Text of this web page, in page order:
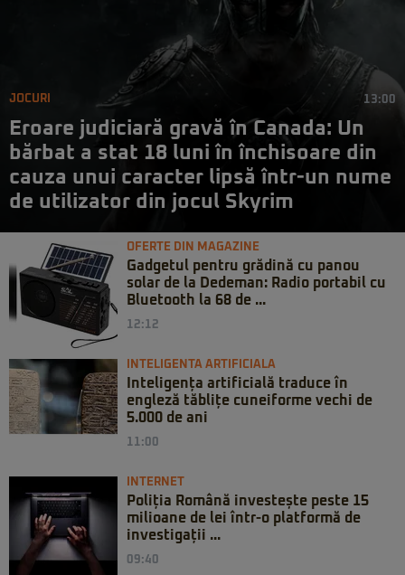
JOCURI 13:00
Eroare judiciară gravă în Canada: Un
bărbat a stat 18 luni în închisoare din
cauza unui caracter lipsă într-un nume
de utilizator din jocul Skyrim
OFERTE DIN MAGAZINE
Gadgetul pentru grădină cu panou
solar de la Dedeman: Radio portabil cu
Bluetooth la 68 de ...
12:12
INTELIGENTA ARTIFICIALA
Inteligența artificială traduce în
engleză tăblițe cuneiforme vechi de
5.000 de ani
11:00
INTERNET
Poliția Română investește peste 15
milioane de lei într-o platformă de
investigații ...
09:40